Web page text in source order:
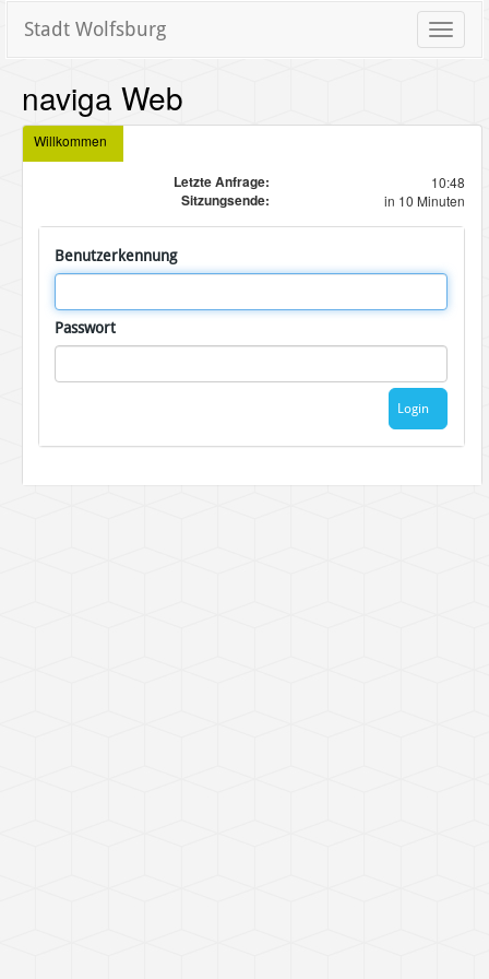
Toggle
Stadt Wolfsburg
naviga Web
Willkommen
Letzte Anfrage: 10:48
Sitzungsende: in 10 Minuten
Benutzerkennung
Passwort